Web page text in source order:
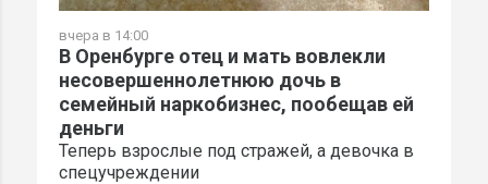
вчера в 14:00
В Оренбурге отец и мать вовлекли
несовершеннолетнюю дочь в
семейный наркобизнес, пообещав ей
деньги
Теперь взрослые под стражей, а девочка в
спецучреждении